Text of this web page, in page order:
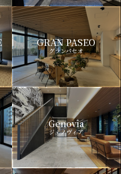
GRAN PASEO
グランパセオ
Genovia
ジェノヴィア